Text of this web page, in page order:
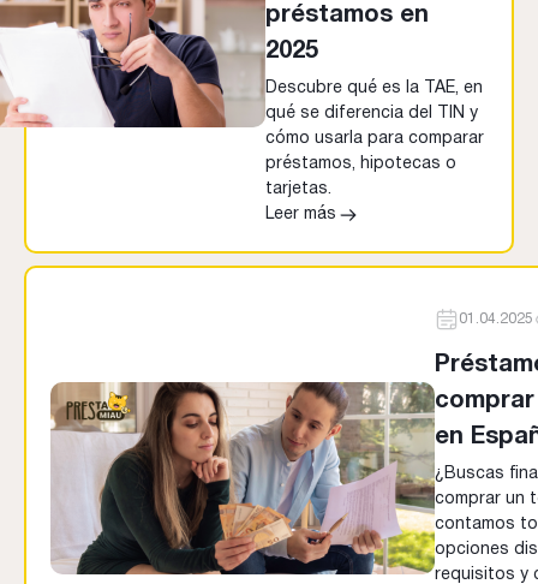
préstamos en
2025
Descubre qué es la TAE, en
qué se diferencia del TIN y
cómo usarla para comparar
préstamos, hipotecas o
tarjetas.
Leer más
01.04.2025
en
¿Buscas
comprar un
contamos
opciones
requisitos y